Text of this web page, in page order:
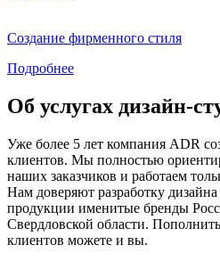
Создание фирменного стиля
Подробнее
Об услугах дизайн-
Уже более 5 лет компания ADR
клиентов. Мы полностью
наших заказчиков и работаем
Нам доверяют разработку
продукции именитые бренды
Свердловской области.
клиентов можете и вы.